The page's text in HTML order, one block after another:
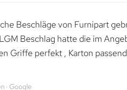
Beschläge von Furnipart
Beschlag hatte die im
Griffe perfekt , Karton
· Google